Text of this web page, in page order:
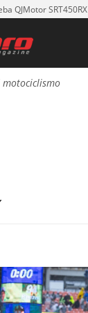
QJMotor SRT450RX